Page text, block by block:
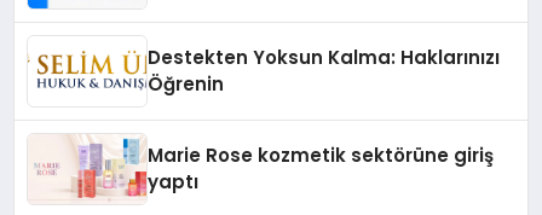
Destekten Yoksun Kalma: Haklarınızı
Öğrenin
Marie Rose kozmetik sektörüne giriş
yaptı